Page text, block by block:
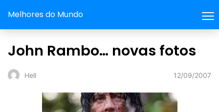
Melhores do Mundo
John Rambo… novas fotos
Hell 12/09/2007